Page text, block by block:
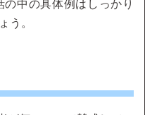
中の具体例はしっかり
う。